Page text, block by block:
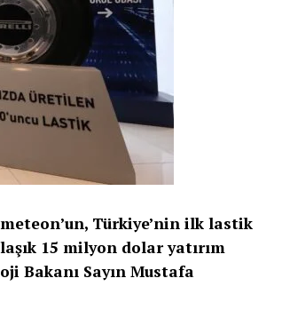
Türkiye’nin ilk lastik
15 milyon dolar yatırım
Bakanı Sayın Mustafa